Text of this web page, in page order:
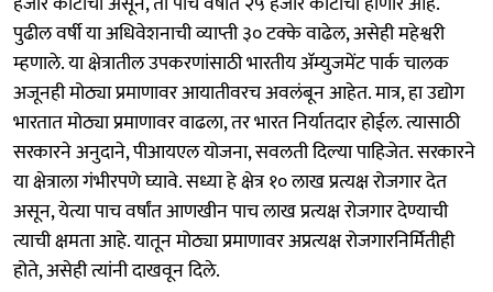
पुढील वर्षी या अधिवेशनाची व्याप्ती ३० टक्के वाढेल, असेही महेश्वरी
म्हणाले. या क्षेत्रातील उपकरणांसाठी भारतीय ॲम्युजमेंट पार्क चालक
अजूनही मोठ्या प्रमाणावर आयातीवरच अवलंबून आहेत. मात्र, हा उद्योग
भारतात मोठ्या प्रमाणावर वाढला, तर भारत निर्यातदार होईल. त्यासाठी
सरकारने अनुदाने, पीआयएल योजना, सवलती दिल्या पाहिजेत. सरकारने
या क्षेत्राला गंभीरपणे घ्यावे. सध्या हे क्षेत्र १० लाख प्रत्यक्ष रोजगार देत
असून, येत्या पाच वर्षांत आणखीन पाच लाख प्रत्यक्ष रोजगार देण्याची
त्याची क्षमता आहे. यातून मोठ्या प्रमाणावर अप्रत्यक्ष रोजगारनिर्मितीही
होते, असेही त्यांनी दाखवून दिले.